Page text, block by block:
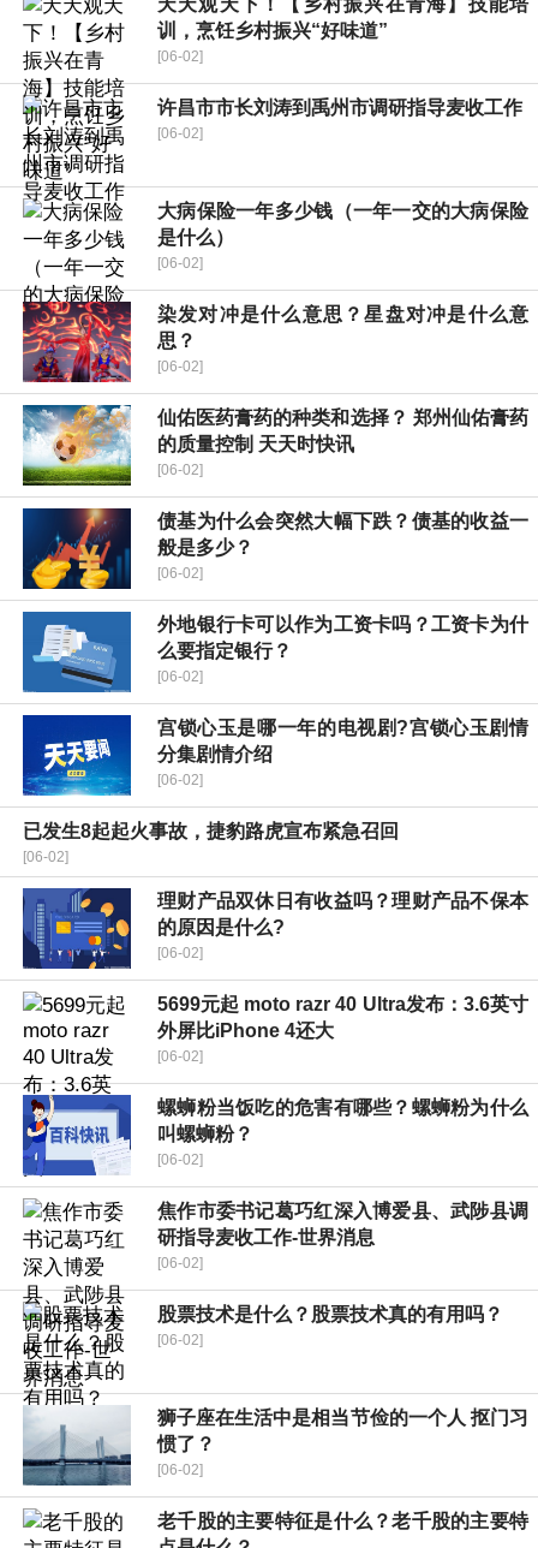
天天观天下！【乡村振兴在青海】技能培
训，烹饪乡村振兴“好味道”
[06-02]
许昌市市长刘涛到禹州市调研指导麦收工作
[06-02]
大病保险一年多少钱（一年一交的大病保险
是什么）
[06-02]
染发对冲是什么意思？星盘对冲是什么意
思？
[06-02]
仙佑医药膏药的种类和选择？ 郑州仙佑膏药
的质量控制 天天时快讯
[06-02]
债基为什么会突然大幅下跌？债基的收益一
般是多少？
[06-02]
外地银行卡可以作为工资卡吗？工资卡为什
么要指定银行？
[06-02]
宫锁心玉是哪一年的电视剧?宫锁心玉剧情
分集剧情介绍
[06-02]
已发生8起起火事故，捷豹路虎宣布紧急召回
[06-02]
理财产品双休日有收益吗？理财产品不保本
的原因是什么?
[06-02]
5699元起 moto razr 40 Ultra发布：3.6英寸
外屏比iPhone 4还大
[06-02]
螺蛳粉当饭吃的危害有哪些？螺蛳粉为什么
叫螺蛳粉？
[06-02]
焦作市委书记葛巧红深入博爱县、武陟县调
研指导麦收工作-世界消息
[06-02]
股票技术是什么？股票技术真的有用吗？
[06-02]
狮子座在生活中是相当节俭的一个人 抠门习
惯了？
[06-02]
老千股的主要特征是什么？老千股的主要特